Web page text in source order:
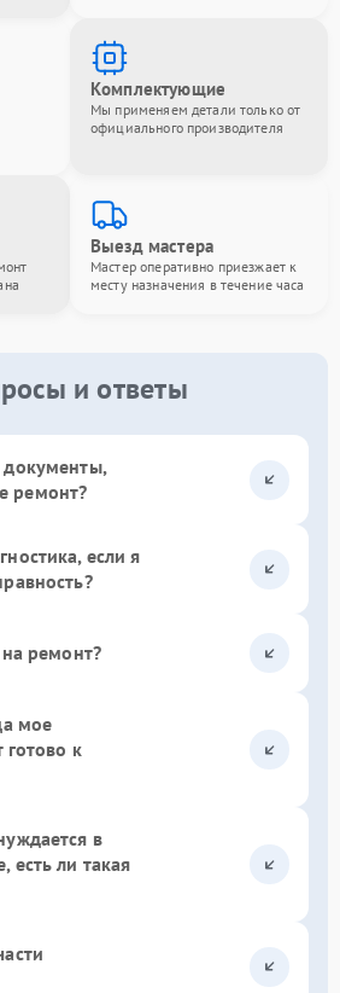
Комплектующие
Мы применяем детали только от
официального производителя
Выезд мастера
Мастер оперативно приезжает к
месту назначения в течение часа
и ответы
ремонт?
если я
на ремонт?
мое
готово к
в
есть ли такая